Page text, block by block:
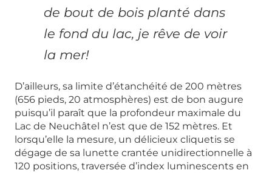
de bout de bois planté dans
le fond du lac, je rêve de voir
la mer!
D’ailleurs, sa limite d’étanchéité de 200 mètres
(656 pieds, 20 atmosphères) est de bon augure
puisqu’il paraît que la profondeur maximale du
Lac de Neuchâtel n’est que de 152 mètres. Et
lorsqu’elle la mesure, un délicieux cliquetis se
dégage de sa lunette crantée unidirectionnelle à
120 positions, traversée d’index luminescents en